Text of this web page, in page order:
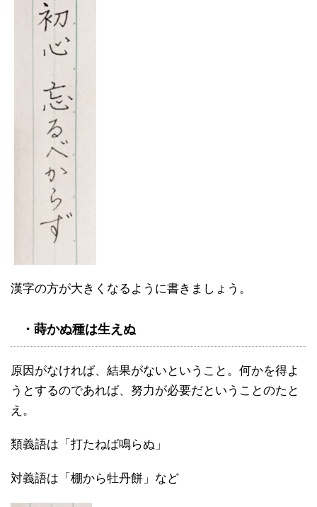
漢字の方が大きくなるように書きましょう。
・蒔かぬ種は生えぬ
原因がなければ、結果がないということ。何かを得よ
うとするのであれば、努力が必要だということのたと
え。
類義語は「打たねば鳴らぬ」
対義語は「棚から牡丹餅」など